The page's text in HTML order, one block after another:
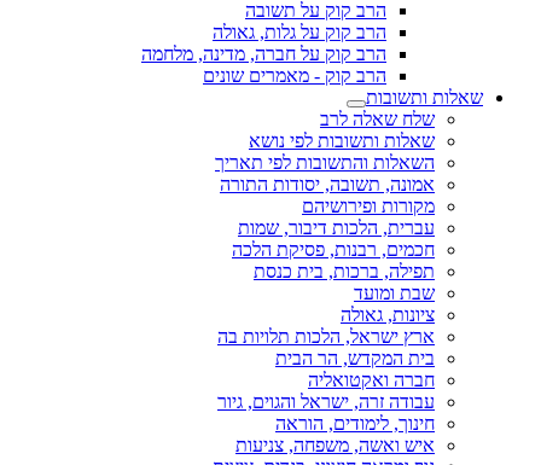
הרב קוק על תשובה
הרב קוק על גלות, גאולה
הרב קוק על חברה, מדינה, מלחמה
הרב קוק - מאמרים שונים
שאלות ותשובות
שלח שאלה לרב
שאלות ותשובות לפי נושא
השאלות והתשובות לפי תאריך
אמונה, תשובה, יסודות התורה
מקורות ופירושיהם
עברית, הלכות דיבור, שמות
חכמים, רבנות, פסיקת הלכה
תפילה, ברכות, בית כנסת
שבת ומועד
ציונות, גאולה
ארץ ישראל, הלכות תלויות בה
בית המקדש, הר הבית
חברה ואקטואליה
עבודה זרה, ישראל והגוים, גיור
חינוך, לימודים, הוראה
איש ואשה, משפחה, צניעות